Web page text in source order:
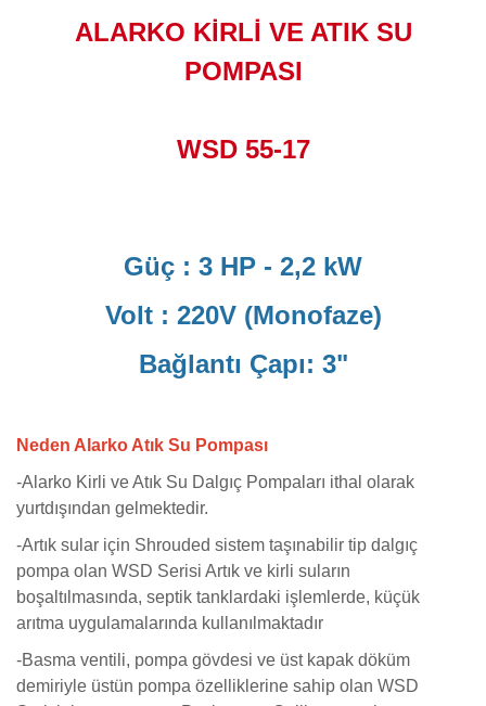
ALARKO KİRLİ VE ATIK SU
POMPASI
WSD 55-17
Güç : 3 HP - 2,2 kW
Volt : 220V (Monofaze)
Bağlantı Çapı: 3"
Neden Alarko Atık Su Pompası
-Alarko Kirli ve Atık Su Dalgıç Pompaları ithal olarak
yurtdışından gelmektedir.
-Artık sular için Shrouded sistem taşınabilir tip dalgıç
pompa olan WSD Serisi Artık ve kirli suların
boşaltılmasında, septik tanklardaki işlemlerde, küçük
arıtma uygulamalarında kullanılmaktadır
-Basma ventili, pompa gövdesi ve üst kapak döküm
demiriyle üstün pompa özelliklerine sahip olan WSD